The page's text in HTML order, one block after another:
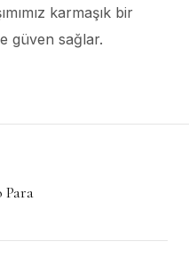
karmaşık bir
güven sağlar.